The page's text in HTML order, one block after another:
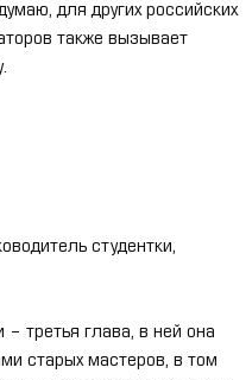
для других российских
также вызывает
студентки,
третья глава, в ней она
старых мастеров, в том